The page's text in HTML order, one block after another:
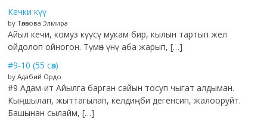
Кечки күү
by Төлөкова Элмира
Айыл кечи, комуз күүсү мукам бир, кылын тартып жел
ойдолоп ойногон. Түмөн үнү аба жарып, […]
#9-10 (55 сөз)
by Адабий Ордо
#9 Адам-ит Айылга барган сайын тосуп чыгат алдыман.
Кыңшылап, жыттагылап, келдиңби дегенсип, жалооруйт.
Башынан сылайм, […]